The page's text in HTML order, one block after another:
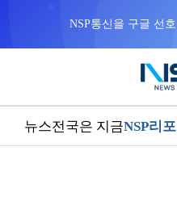
바
뉴스전국은 지금NSP리